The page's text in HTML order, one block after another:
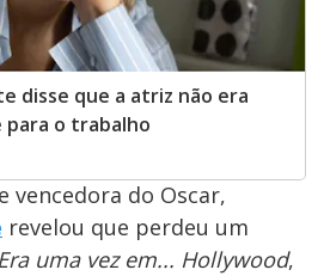
disse que a atriz não era
o trabalho
vencedora do Oscar,
revelou que perdeu um
Era uma vez em... Hollywood,